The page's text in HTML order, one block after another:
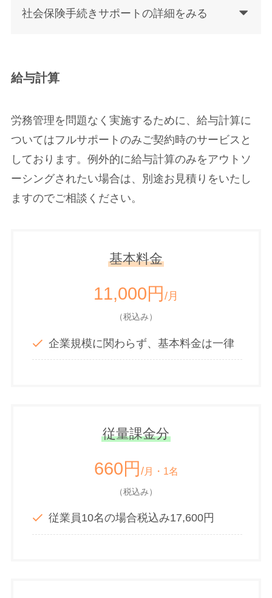
社会保険手続きサポートの詳細をみる
給与計算
労務管理を問題なく実施するために、給与計算に
ついてはフルサポートのみご契約時のサービスと
しております。例外的に給与計算のみをアウトソ
ーシングされたい場合は、別途お見積りをいたし
ますのでご相談ください。
基本料金
11,000円 /月
（税込み）
企業規模に関わらず、基本料金は一律
従量課金分
660円 /月・1名
（税込み）
従業員10名の場合税込み17,600円